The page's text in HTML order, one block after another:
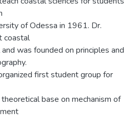
of Odessa in 1961. Dr.
coastal
was founded on principles and
first student group for
base on mechanism of